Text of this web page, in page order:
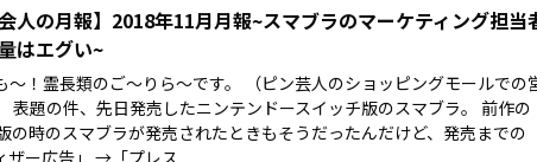
会人の月報】2018年11月月報~スマブラのマーケティング担当
はエグい~
～！霊長類のご～りら〜です。 （ピン芸人のショッピングモールでの
表題の件、先日発売したニンテンドースイッチ版のスマブラ。 前作の
の時のスマブラが発売されたときもそうだったんだけど、発売までの
ザー広告」 →「プレス...